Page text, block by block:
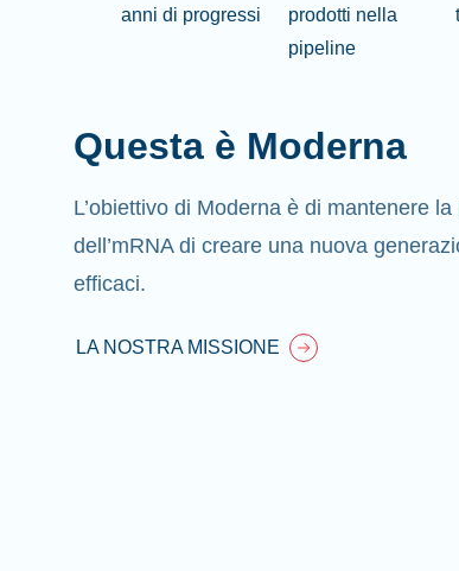
anni di progressi
prodotti nella
pipeline
Questa è Moderna
L’obiettivo di Moderna è di mantenere
dell’mRNA di creare una nuova
efficaci.
LA NOSTRA MISSIONE